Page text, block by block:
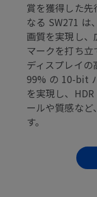
賞を獲得した先
なる SW271 は
画質を実現し、
マークを打ち
ディスプレイ
99% の 10-bit
を実現し、
ールや質感など
す。